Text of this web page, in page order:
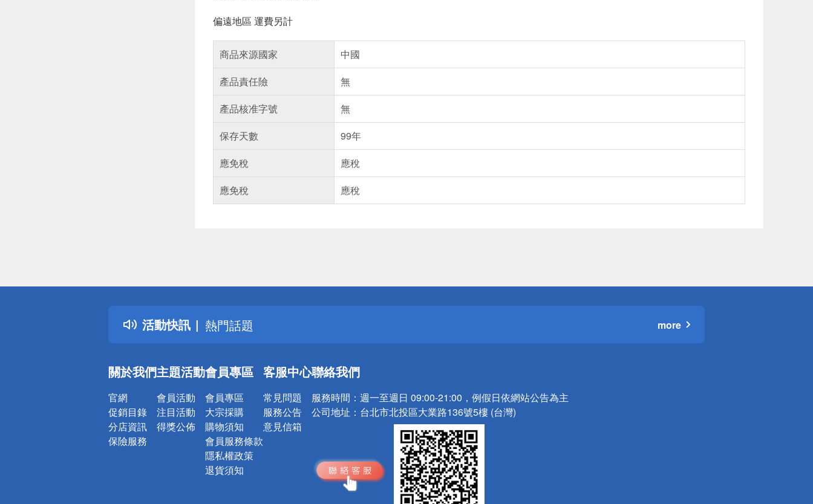
偏遠地區 運費另計
商品來源國家
中國
產品責任險
無
產品核准字號
無
保存天數
99年
應免稅
應稅
應免稅
應稅
活動快訊
詐騙網頁！請小心！
得獎公告
熱門話題
銀行優惠
詐騙網頁！請小心！
more
關於我們
官網
促銷目錄
分店資訊
保險服務
主題活動
會員活動
注目活動
得獎公佈
會員專區
會員專區
大宗採購
購物須知
會員服務條款
隱私權政策
退貨須知
客服中心
常見問題
服務公告
意見信箱
聯絡我們
服務時間： 週一至週日 09:00-21:00，例假日依網站公告為主
公司地址： 台北市北投區大業路136號5樓 (台灣)